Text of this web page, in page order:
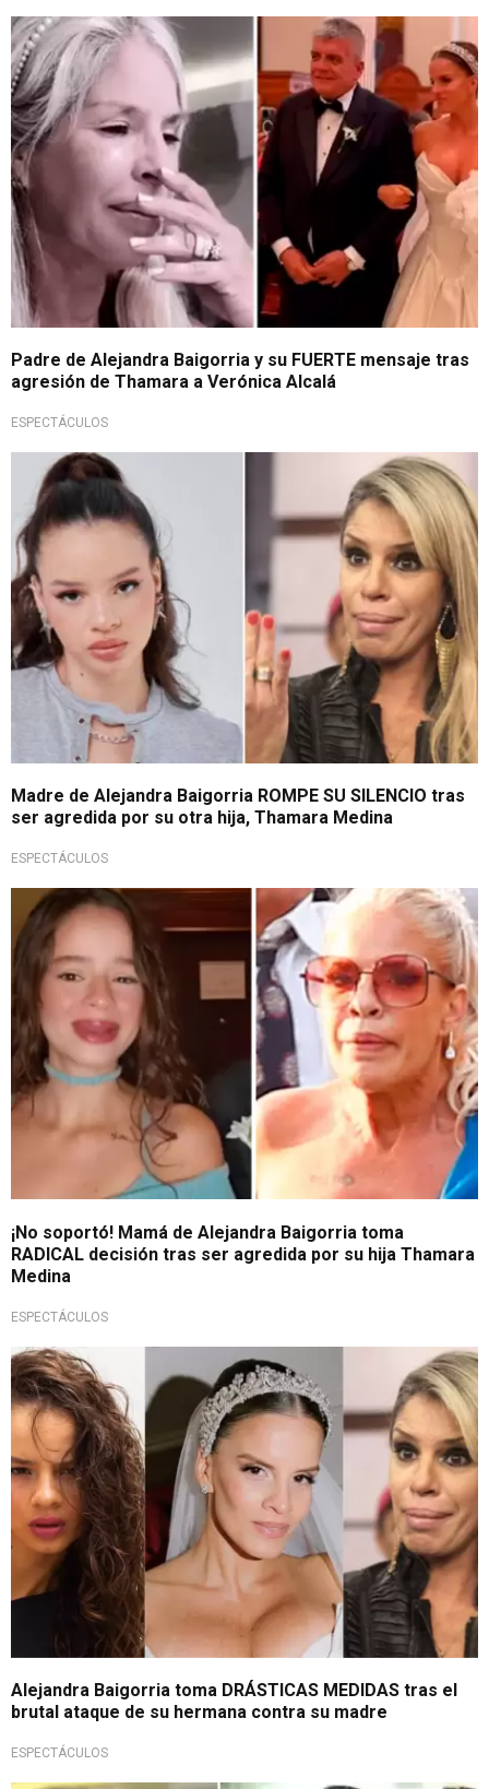
Inesperada publicación
Padre de Alejandra Baigorria y su FUERTE mensaje tras
agresión de Thamara a Verónica Alcalá
ESPECTÁCULOS
Sigue el escándalo
Madre de Alejandra Baigorria ROMPE SU SILENCIO tras
ser agredida por su otra hija, Thamara Medina
ESPECTÁCULOS
Inesperada medida
¡No soportó! Mamá de Alejandra Baigorria toma
RADICAL decisión tras ser agredida por su hija Thamara
Medina
ESPECTÁCULOS
Pleito en su familia
Alejandra Baigorria toma DRÁSTICAS MEDIDAS tras el
brutal ataque de su hermana contra su madre
ESPECTÁCULOS